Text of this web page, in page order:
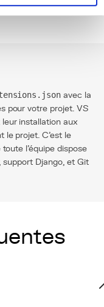
avec la
pour votre projet. VS
installation aux
le projet. C'est le
toute l'équipe dispose
support Django, et Git